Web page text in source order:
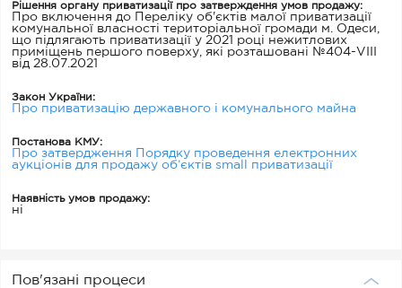
Рішення органу приватизації про затверждення умов продажу:
Про включення до Переліку об'єктів малої приватизації
комунальної власності територіальної громади м. Одеси,
що підлягають приватизації у 2021 році нежитлових
приміщень першого поверху, які розташовані №404-VIII
від 28.07.2021
Закон України:
Про приватизацію державного і комунального майна
Постанова КМУ:
Про затвердження Порядку проведення електронних
аукціонів для продажу об’єктів small приватизації
Наявність умов продажу:
ні
Пов'язані процеси